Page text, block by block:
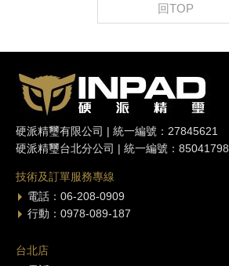
回TOP
硬派精璽有限公司 | 統一編號：27845621
硬派精璽台北分公司 | 統一編號：85041798
技術及訂單服務專線
電話：06-208-0909
行動：0978-089-187
台北店